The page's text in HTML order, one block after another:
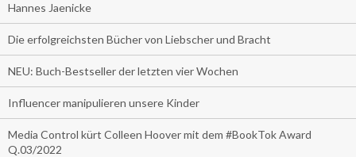
Hannes Jaenicke
Die erfolgreichsten Bücher von Liebscher und Bracht
NEU: Buch-Bestseller der letzten vier Wochen
Influencer manipulieren unsere Kinder
Media Control kürt Colleen Hoover mit dem #BookTok Award
Q.03/2022